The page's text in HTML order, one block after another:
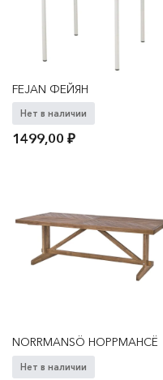
FEJAN ФЕЙЯН
Нет в наличии
1499,00₽
NORRMANSÖ НОРРМАНСЁ
Нет в наличии